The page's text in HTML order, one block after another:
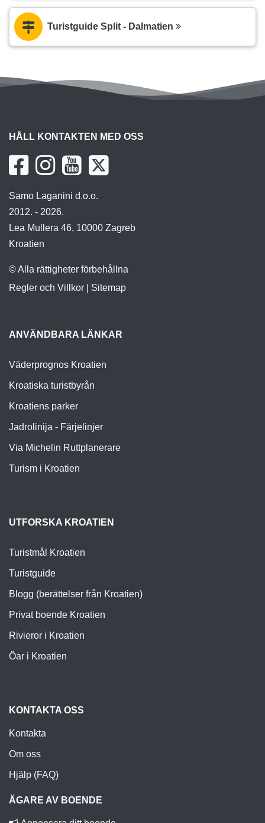
Turistguide Split - Dalmatien
HÅLL KONTAKTEN MED OSS
Samo Laganini d.o.o.
2012. - 2026.
Lea Mullera 46, 10000 Zagreb
Kroatien
© Alla rättigheter förbehållna
Regler och Villkor
Sitemap
ANVÄNDBARA LÄNKAR
Väderprognos Kroatien
Kroatiska turistbyrån
Kroatiens parker
Jadrolinija - Färjelinjer
Via Michelin Ruttplanerare
Turism i Kroatien
UTFORSKA KROATIEN
Turistmål Kroatien
Turistguide
Blogg (berättelser från Kroatien)
Privat boende Kroatien
Rivieror i Kroatien
Öar i Kroatien
KONTAKTA OSS
Kontakta
Om oss
Hjälp (FAQ)
ÄGARE AV BOENDE